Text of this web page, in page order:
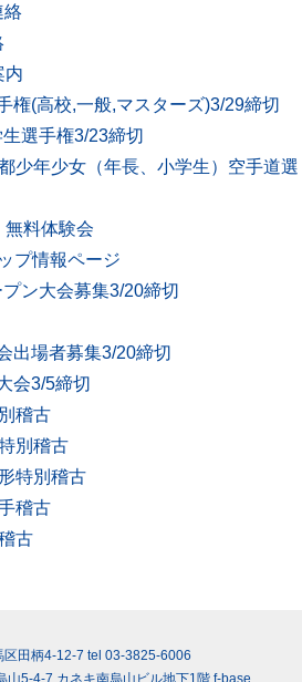
絡
内
権(高校,一般,マスターズ)3/29締切
選手権3/23締切
少年少女（年長、小学生）空手道選
料体験会
プ情報ページ
ン大会募集3/20締切
出場者募集3/20締切
会3/5締切
稽古
別稽古
特別稽古
稽古
古
田柄4-12-7 tel 03-3825-6006
山5-4-7 カネキ南烏山ビル地下1階 f-base